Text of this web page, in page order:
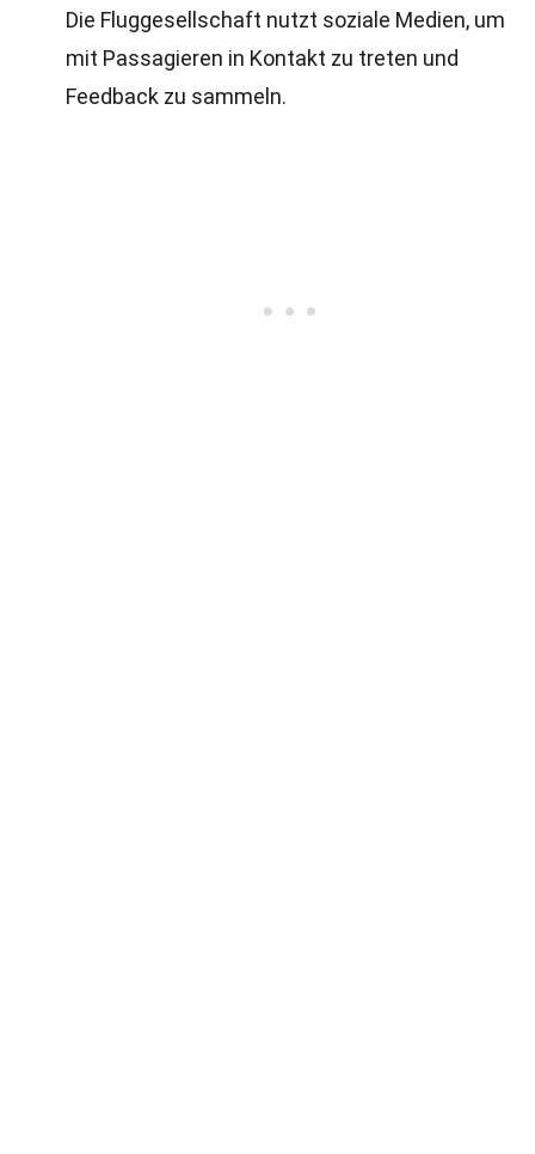
Die Fluggesellschaft nutzt soziale Medien, um
mit Passagieren in Kontakt zu treten und
Feedback zu sammeln.